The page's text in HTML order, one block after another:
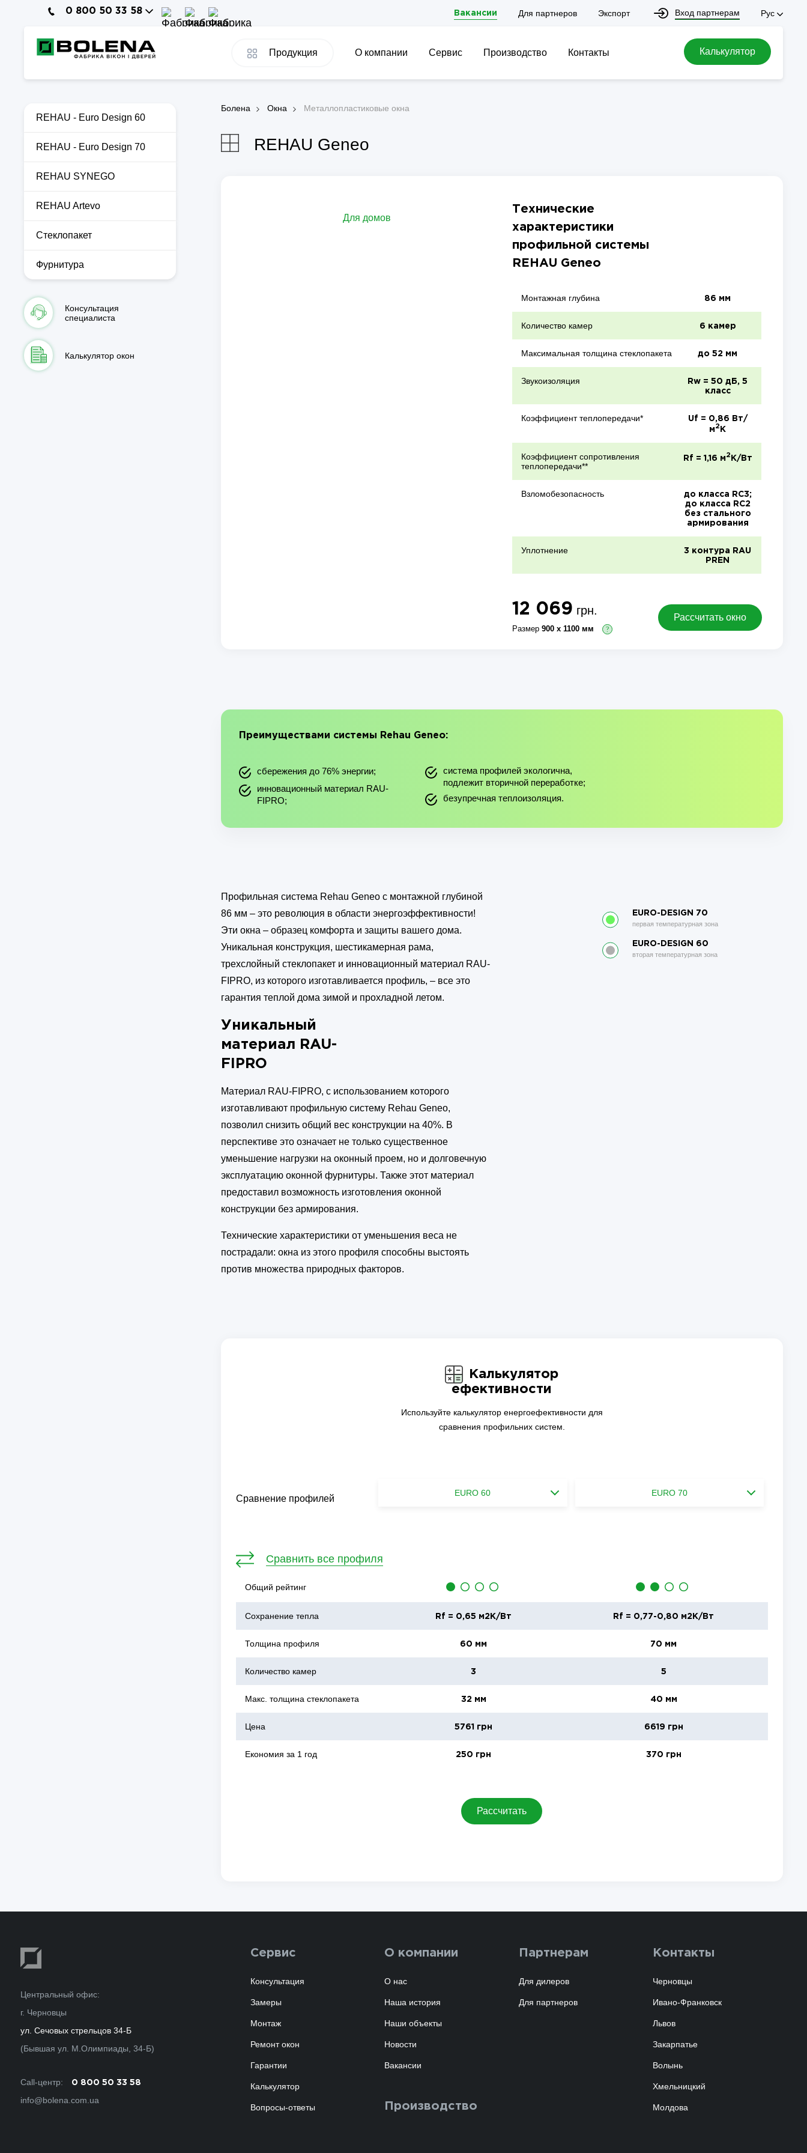
0 800 50 33 58 Вакансии Для партнеров Экспорт Вход партнерам Рус
Продукция О компании Сервис Производство Контакты Калькулятор
REHAU - Euro Design 60
REHAU - Euro Design 70
REHAU SYNEGO
REHAU Artevo
Стеклопакет
Фурнитура
Консультация
специалиста
Калькулятор окон
Болена Окна Металлопластиковые окна
REHAU Geneo
Для домов
Технические
характеристики
профильной системы
REHAU Geneo
Монтажная глубина 86 мм
Количество камер 6 камер
Максимальная толщина стеклопакета до 52 мм
Звукоизоляция
Rw = 50 дБ, 5
класс
Коэффициент теплопередачи*
Uf = 0,86 Вт/
м2 K
Коэффициент сопротивления
теплопередачи**
Rf = 1,16 м2 K/Вт
Взломобезопасность
до класса RC3;
до класса RC2
без стального
армирования
Уплотнение
3 контура RAU
PREN
12 069 грн.
Размер900 х 1100 мм ?
Рассчитать окно
Преимуществами системы Rehau Geneo:
сбережения до 76% энергии;
инновационный материал RAU-
FIPRO;
система профилей экологична,
подлежит вторичной переработке;
безупречная теплоизоляция.
Профильная система Rehau Geneo с монтажной глубиной
86 мм – это революция в области энергоэффективности!
Эти окна – образец комфорта и защиты вашего дома.
Уникальная конструкция, шестикамерная рама,
трехслойный стеклопакет и инновационный материал RAU-
FIPRO, из которого изготавливается профиль, – все это
гарантия теплой дома зимой и прохладной летом.
Уникальный
материал RAU-
FIPRO
Материал RAU-FIPRO, с использованием которого
изготавливают профильную систему Rehau Geneo,
позволил снизить общий вес конструкции на 40%. В
перспективе это означает не только существенное
уменьшение нагрузки на оконный проем, но и долговечную
эксплуатацию оконной фурнитуры. Также этот материал
предоставил возможность изготовления оконной
конструкции без армирования.
Технические характеристики от уменьшения веса не
пострадали: окна из этого профиля способны выстоять
против множества природных факторов.
EURO-DESIGN 70
первая температурная зона
EURO-DESIGN 60
вторая температурная зона
Калькулятор
ефективности
Используйте калькулятор енергоефективности для
сравнения профильних систем.
Сравнение профилей
EURO 60 EURO 70
Сравнить все профиля
Общий рейтинг
Сохранение тепла Rf = 0,65 м2К/Вт Rf = 0,77-0,80 м2K/Вт
Толщина профиля 60 мм 70 мм
Количество камер 3 5
Макс. толщина стеклопакета 32 мм 40 мм
Цена 5761 грн 6619 грн
Економия за 1 год 250 грн 370 грн
Рассчитать
Центральный офис:
г. Черновцы
ул. Сечовых стрельцов 34-Б
(Бывшая ул. М.Олимпиады, 34-Б)
Call-центр: 0 800 50 33 58
info@bolena.com.ua
Сервис
Консультация
Замеры
Монтаж
Ремонт окон
Гарантии
Калькулятор
Вопросы-ответы
О компании
О нас
Наша история
Наши объекты
Новости
Вакансии
Производство
Партнерам
Для дилеров
Для партнеров
Контакты
Черновцы
Ивано-Франковск
Львов
Закарпатье
Волынь
Хмельницкий
Молдова